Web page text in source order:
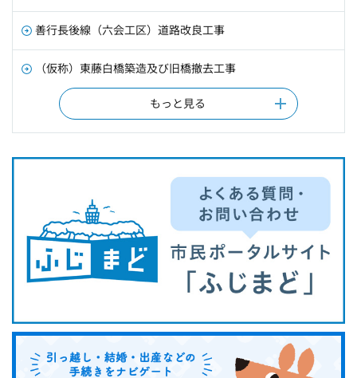
善行長後線（六会工区）道路改良工事
（仮称）東藤白橋築造及び旧橋撤去工事
もっと見る